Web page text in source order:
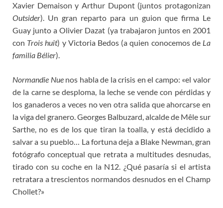
Xavier Demaison y Arthur Dupont (juntos protagonizan
Outsider). Un gran reparto para un guion que firma Le
Guay junto a Olivier Dazat (ya trabajaron juntos en 2001
con Trois huit) y Victoria Bedos (a quien conocemos de La
familia Bélier).
Normandie Nuenos habla de la crisis en el campo: «el valor
de la carne se desploma, la leche se vende con pérdidas y
los ganaderos a veces no ven otra salida que ahorcarse en
la viga del granero. Georges Balbuzard, alcalde de Mêle sur
Sarthe, no es de los que tiran la toalla, y está decidido a
salvar a su pueblo… La fortuna deja a Blake Newman, gran
fotógrafo conceptual que retrata a multitudes desnudas,
tirado con su coche en la N12. ¿Qué pasaría si el artista
retratara a trescientos normandos desnudos en el Champ
Chollet?»